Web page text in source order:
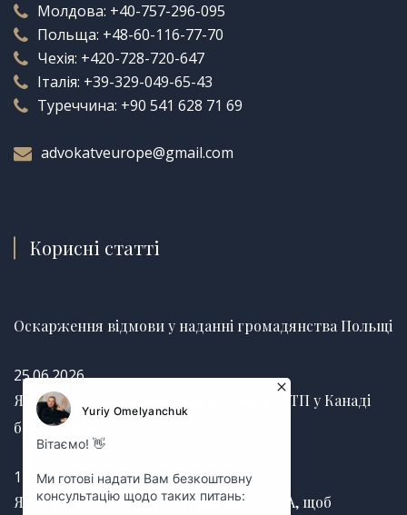
Молдова: +40-757-296-095
Польща: +48-60-116-77-70
Чехія: +420-728-720-647
Італія: +39-329-049-65-43
Туреччина: +90 541 628 71 69
advokatveurope@gmail.com
Корисні статті
Оскарження відмови у наданні громадянства Польщі
25.06.2026
Як отримати страхову виплату після ДТП у Канаді
без затримок
12.03.2025
Як правильно оформити заповіт у США, щоб